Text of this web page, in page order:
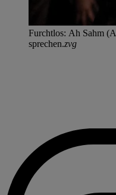
Furchtlos: Ah Sahm
sprechen.zvg